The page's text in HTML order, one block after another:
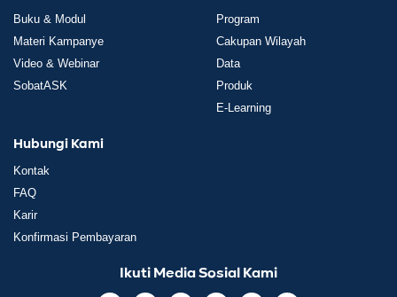
Buku & Modul
Materi Kampanye
Video & Webinar
SobatASK
Program
Cakupan Wilayah
Data
Produk
E-Learning
Hubungi Kami
Kontak
FAQ
Karir
Konfirmasi Pembayaran
Ikuti Media Sosial Kami